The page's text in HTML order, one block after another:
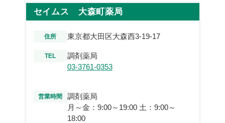
セイムス 大森町薬局
住所 東京都大田区大森西3-19-17
TEL
調剤薬局
03-3761-0353
営業時間
調剤薬局
月～金：9:00～19:00 土：9:00～
18:00